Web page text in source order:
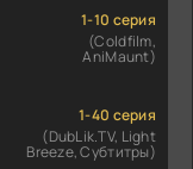
1-10 серия
(Coldfilm,
AniMaunt)
1-40 серия
(DubLik.TV, Light
Breeze, Субтитры)